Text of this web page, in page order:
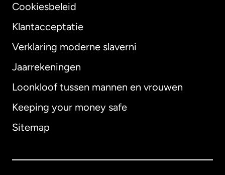
Cookiesbeleid
Klantacceptatie
Verklaring moderne slaverni
Jaarrekeningen
Loonkloof tussen mannen en vrouwen
Keeping your money safe
Sitemap
Internationaal English
Australië